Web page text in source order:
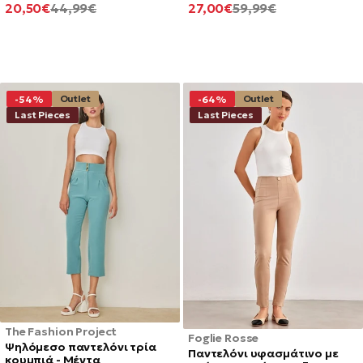
ΚΑΝΟΝΙΚΉ
44,99€
ΕΛΆΧΙΣΤΗ
20,50€
ΚΑΝΟΝΙΚΉ
59,99€
ΕΛΆΧΙΣΤΗ
27,00€
The Fashion Project
Ψηλόμεσο παντελόνι τρία
κουμπιά - Μέντα
-54%
Outlet
Last Pieces
Foglie Rosse
Παντελόνι υφασμάτινο με
-64%
Outlet
Last Pieces